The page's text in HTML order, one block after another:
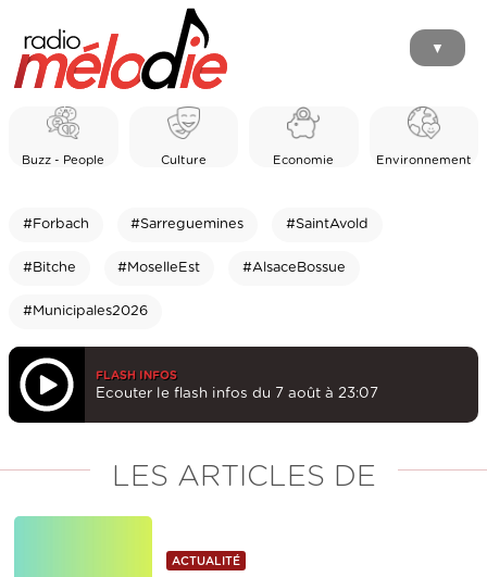
▼
Buzz - People Culture Economie Environnement
#Forbach #Sarreguemines #SaintAvold
#Bitche #MoselleEst #AlsaceBossue
#Municipales2026
FLASH INFOS
Ecouter le flash infos du 7 août à 23:07
LES ARTICLES DE
ACTUALITÉ